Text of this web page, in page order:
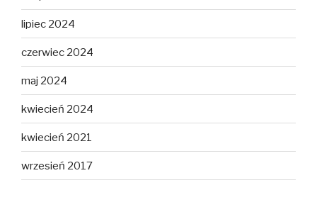
lipiec 2024
czerwiec 2024
maj 2024
kwiecień 2024
kwiecień 2021
wrzesień 2017